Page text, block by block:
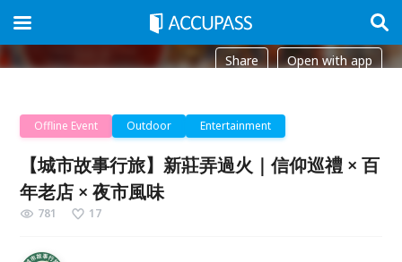
Share Open with app
Offline Event Outdoor Entertainment
【城市故事行旅】新莊弄過火｜信仰巡禮 × 百
年老店 × 夜市風味
781 17